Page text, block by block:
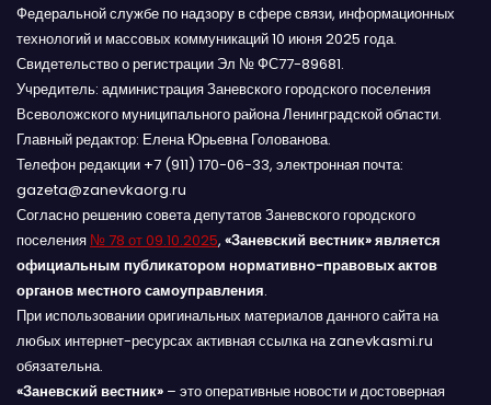
Федеральной службе по надзору в сфере связи, информационных
технологий и массовых коммуникаций 10 июня 2025 года.
Свидетельство о регистрации Эл № ФС77-89681.
Учредитель: администрация Заневского городского поселения
Всеволожского муниципального района Ленинградской области.
Главный редактор: Елена Юрьевна Голованова.
Телефон редакции +7 (911) 170-06-33, электронная почта:
gazeta@zanevkaorg.ru
Согласно решению совета депутатов Заневского городского
поселения № 78 от 09.10.2025, «Заневский вестник» является
официальным публикатором нормативно-правовых актов
органов местного самоуправления.
При использовании оригинальных материалов данного сайта на
любых интернет-ресурсах активная ссылка на zanevkasmi.ru
обязательна.
«Заневский вестник» – это оперативные новости и достоверная